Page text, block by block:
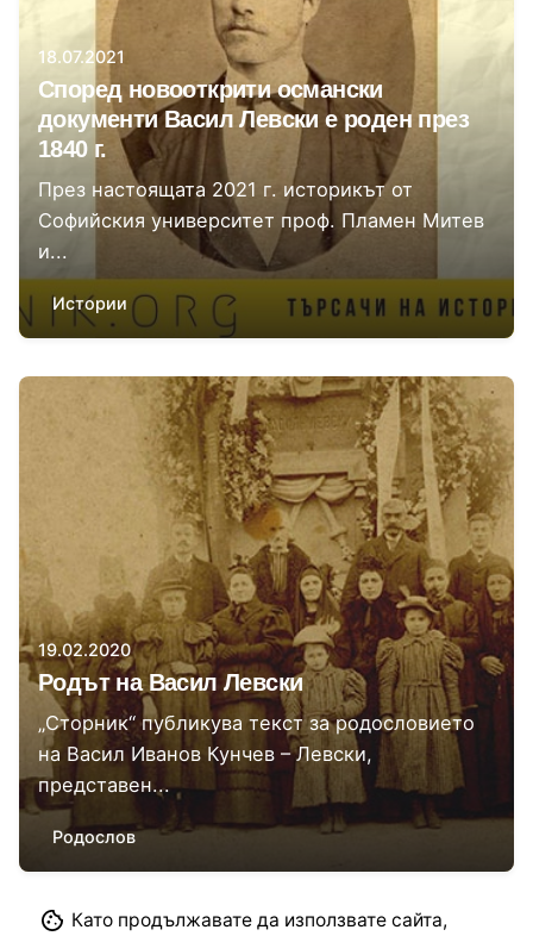
18.07.2021
Според новооткрити османски
документи Васил Левски е роден през
1840 г.
През настоящата 2021 г. историкът от
Софийския университет проф. Пламен Митев
и...
Истории
Автор
Сторник
19.02.2020
Родът на Васил Левски
„Сторник“ публикува текст за родословието
на Васил Иванов Кунчев – Левски,
представен...
Родослов
1
Като продължавате да използвате сайта,